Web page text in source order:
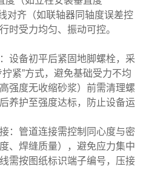
对齐（如联轴器同轴度误差控
时受力均匀、振动可控。
设备初平后紧固地脚螺栓，采
紧”方式，避免基础受力不均
强度无收缩砂浆）前需清理螺
养护至强度达标，防止设备运
：管道连接需控制同心度与密
、焊缝质量），避免应力集中
需按图纸标识端子编号，压接